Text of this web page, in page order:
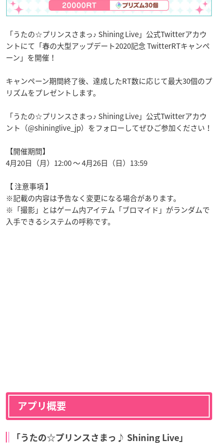
「うたの☆プリンスさまっ♪ Shining Live」公式Twitterアカウ
ントにて「春の大型アップデート2020記念 TwitterRTキャンペ
ーン」を開催！
キャンペーン期間終了後、達成したRT数に応じて最大30個のプ
リズムをプレゼントします。
「うたの☆プリンスさまっ♪ Shining Live」公式Twitterアカウ
ント（@shininglive_jp）をフォローしてぜひご参加ください！
【開催期間】
4月20日（月）12:00 ～ 4月26日（日）13:59
【 注意事項 】
※記載の内容は予告なく変更になる場合があります。
※「撮影」とはゲーム内アイテム「ブロマイド」がランダムで
入手できるシステムの呼称です。
アプリ概要
「うたの☆プリンスさまっ♪ Shining Live」